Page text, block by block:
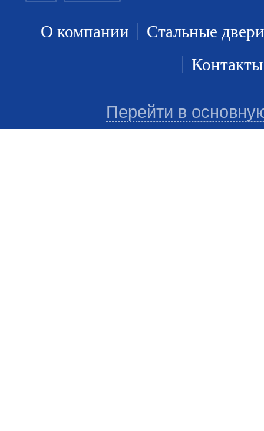
О компании
Стальные двери
Контакты
Перейти в